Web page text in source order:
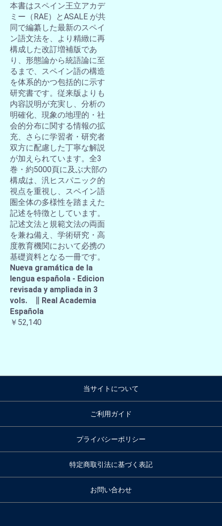
本書はスペイン王立アカデ
ミー（RAE）とASALE が共
同で編纂した最新のスペイ
ン語文法を、より精緻に再
構成した改訂増補版であ
り、形態論から統語論に至
るまで、スペイン語の構造
を体系的かつ包括的に示す
研究書です。従来版よりも
内容説明が充実し、分析の
明確化、現象の地理的・社
会的分布に関する情報の拡
充、さらに学習者・研究者
双方に配慮した丁寧な解説
が加えられています。全3
巻・約5000頁に及ぶ大部の
構成は、汎ヒスパニック的
視点を重視し、スペイン語
圏全体の多様性を踏まえた
記述を特徴としています。
記述文法と規範文法の両面
を兼ね備え、学術研究・高
度教育機関において必携の
基礎資料となる一冊です。
Nueva gramática de la
lengua española - Edicion
revisada y ampliada in 3
vols. ∥ Real Academia
Española
￥52,140
当サイトについて
ご利用ガイド
プライバシーポリシー
特定商取引法に基づく表記
お問い合わせ